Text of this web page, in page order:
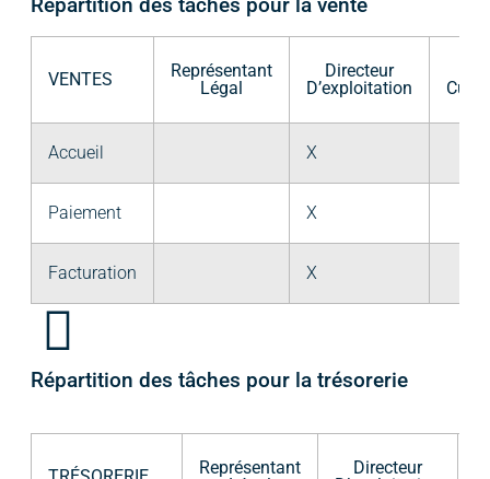
VENTES
Représentant
Légal
Directeur
D’exploitation
Accueil X
Paiement X
Facturation X
Répartition des tâches pour la trésorerie
Représentant
Directeur